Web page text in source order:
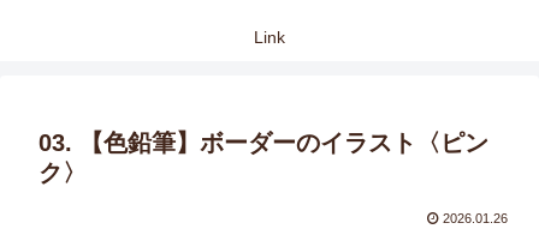
Link
03. 【色鉛筆】ボーダーのイラスト〈ピン
ク〉
2026.01.26